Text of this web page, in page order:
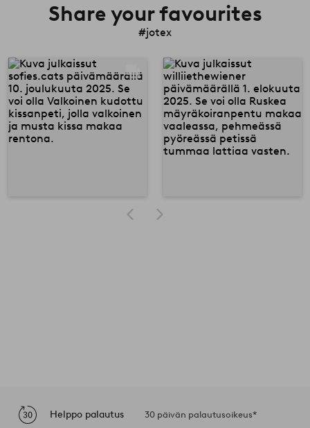
Share your favourites
#jotex
Helppo palautus 30 päivän palautusoikeus*